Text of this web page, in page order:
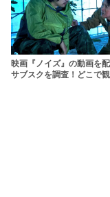
映画『ノイズ』の動画を
サブスクを調査！どこで